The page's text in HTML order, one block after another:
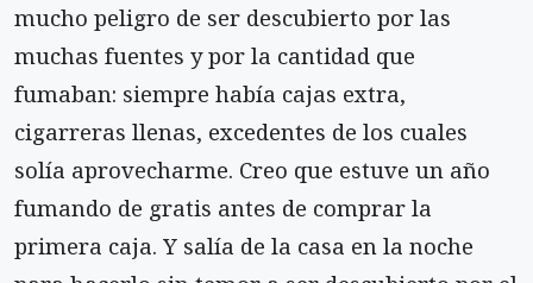
mucho peligro de ser des­cubierto por las
muchas fuentes y por la cantidad que
fumaban: siempre había cajas extra,
cigarreras llenas, excedentes de los cuales
solía aprovecharme. Creo que estuve un año
fumando de gratis antes de comprar la
primera caja. Y salía de la casa en la no­che